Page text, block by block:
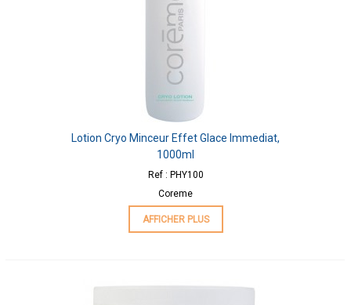
Lotion Cryo Minceur Effet Glace Immediat,
1000ml
Ref : PHY100
Coreme
AFFICHER PLUS